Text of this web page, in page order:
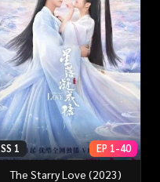
SS 1 EP 1-40
The Starry Love (2023)